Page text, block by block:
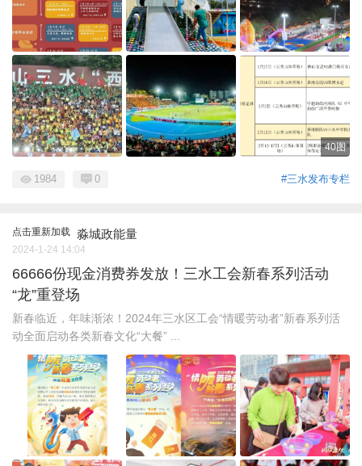
40图
#三水发布专栏
1984 0
点击重新加载 淼城政能量
2024-1-24 14:04
66666份现金消费券发放！三水工会新春系列活动
“龙”重登场
新春临近，年味渐浓！2024年三水区工会“情暖劳动者”新春系列活
动全面启动各类新春文化“大餐” ...